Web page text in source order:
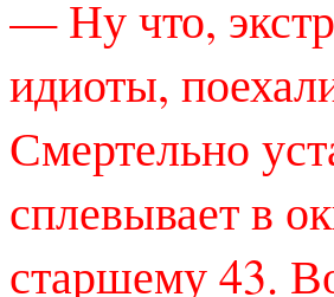
— Ну что,
идиоты,
Смертельно
сплевывает в
старшему 43.